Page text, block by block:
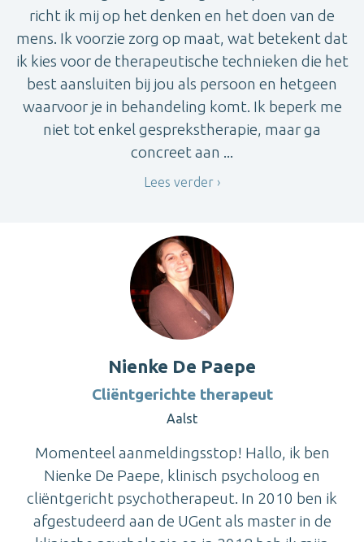
richt ik mij op het denken en het doen van de
mens. Ik voorzie zorg op maat, wat betekent dat
ik kies voor de therapeutische technieken die het
best aansluiten bij jou als persoon en hetgeen
waarvoor je in behandeling komt. Ik beperk me
niet tot enkel gesprekstherapie, maar ga
concreet aan ...
Lees verder
Nienke De Paepe
Cliëntgerichte therapeut
Aalst
Momenteel aanmeldingsstop! Hallo, ik ben
Nienke De Paepe, klinisch psycholoog en
cliëntgericht psychotherapeut. In 2010 ben ik
afgestudeerd aan de UGent als master in de